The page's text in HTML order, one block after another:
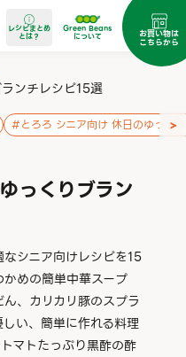
レシピまとめ
とは？
Green Beans
について お買い物は
こちらから
ンチレシピ15選
#とろろ シニア向け 休日のゆっく
>
っくりブラン
シニア向けレシピを15
めの簡単中華スープ
、カリカリ豚のスプラ
い、簡単に作れる料理
マトたっぷり黒酢の酢